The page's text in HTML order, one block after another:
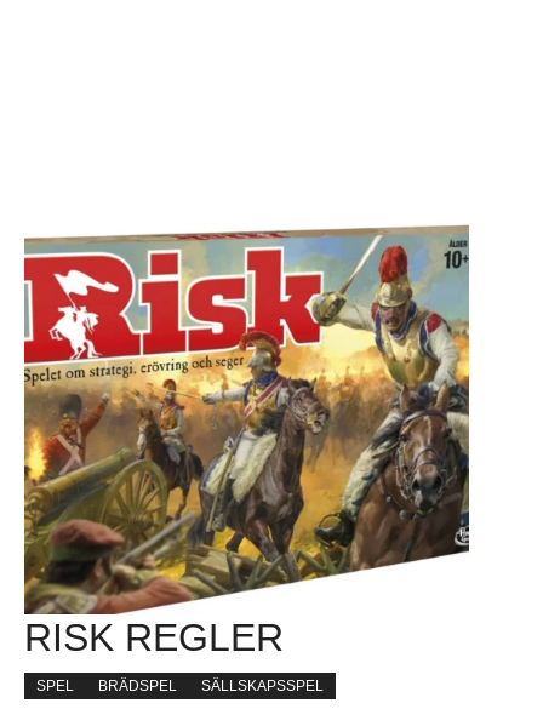
RISK REGLER
SPEL BRÄDSPEL SÄLLSKAPSSPEL